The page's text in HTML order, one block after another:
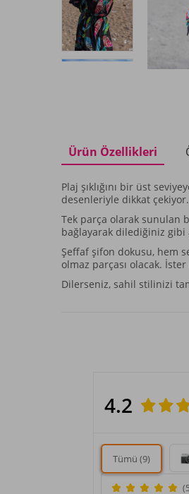
Ürün Özellikleri
Plaj şıklığını bir üst
desenleriyle dikkat
Tek parça olarak sunulan
bağlayarak dilediğiniz gibi
Şeffaf şifon dokusu, hem
olmaz parçası olacak.
Dilerseniz, sahil stilinizi
4.2
Tümü (9)